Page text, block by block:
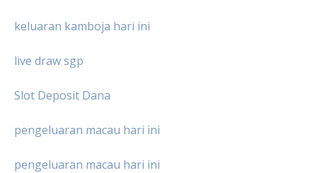
keluaran kamboja hari ini
live draw sgp
Slot Deposit Dana
pengeluaran macau hari ini
pengeluaran macau hari ini